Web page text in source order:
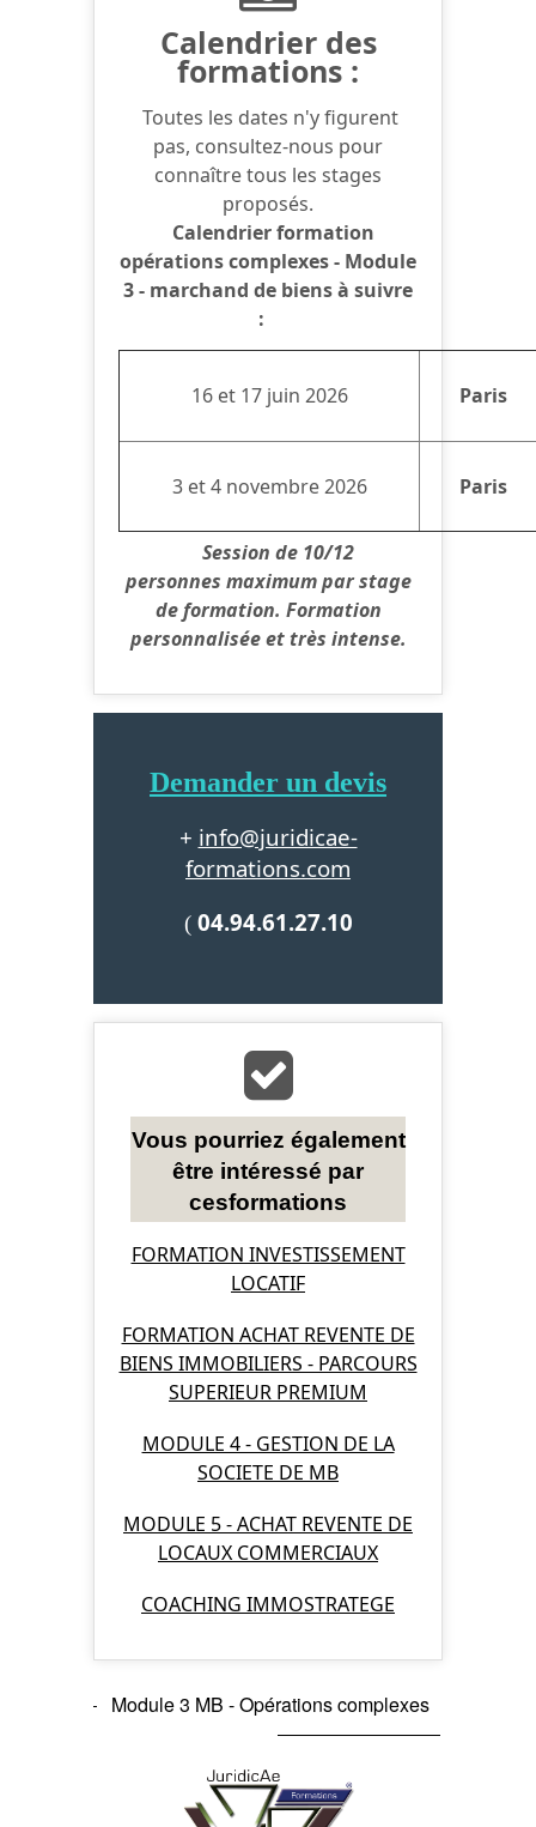
Calendrier des
formations :
Toutes les dates n'y figurent
pas, consultez-nous pour
connaître tous les stages
proposés.
Calendrier formation
opérations complexes - Module
3 - marchand de biens à suivre
:
16 et 17 juin 2026 Paris
3 et 4 novembre 2026 Paris
Session de 10/12
personnes maximum par stage
de formation. Formation
personnalisée et très intense.
Demander un devis
+ info@juridicae-
formations.com
(04.94.61.27.10
Vous pourriez également
être intéressé par
cesformations
FORMATION INVESTISSEMENT
LOCATIF
FORMATION ACHAT REVENTE DE
BIENS IMMOBILIERS - PARCOURS
SUPERIEUR PREMIUM
MODULE 4 - GESTION DE LA
SOCIETE DE MB
MODULE 5 - ACHAT REVENTE DE
LOCAUX COMMERCIAUX
COACHING IMMOSTRATEGE
Module 3 MB - Opérations complexes